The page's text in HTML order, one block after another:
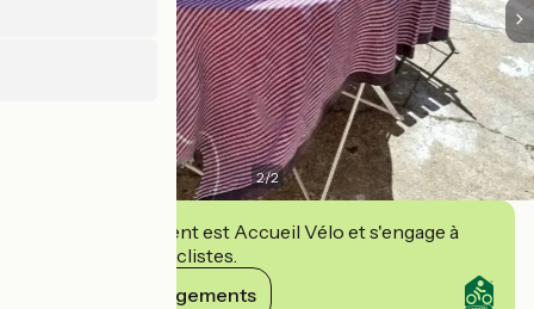
2/2
Cet établissement est Accueil Vélo et s'engage à
accueillir des cyclistes.
Voir ses engagements